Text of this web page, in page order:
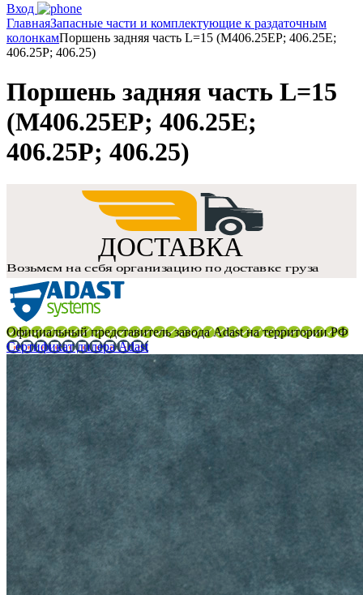
Вход
ГлавнаяЗапасные части и комплектующие к раздаточным
колонкамПоршень задняя часть L=15 (M406.25EP; 406.25E;
406.25P; 406.25)
Поршень задняя часть L=15
(M406.25EP; 406.25E;
406.25P; 406.25)
Официальный представитель завода Adast на территории РФ
Сертификат дилера Adast